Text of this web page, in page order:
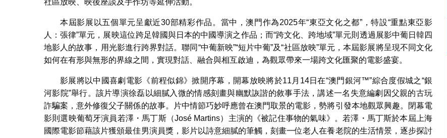
社區放映、映後座談及手作坊等延伸活動。
本屆影展以五個單元呈獻近30部精彩作品。當中，澳門作為2025年“東亞文化之都”，特設“重點東亞影
人：張律”單元，展映這位跨足韓國與日本的中國導演之作品；而“跨文化、跨地域”單元則透過展影中葡日韓四
地影人的故事，用光影進行跨界對話。聯同“中葡新映”“短片中葡”及“社區放映”單元，本屆影展將呈現不同文化
如何在有形與無形的界線之間，實現對話、融合與相互啟迪，為觀眾帶來一場跨文化匯聚的電影盛宴。
影展將以中國喜劇電影《前程似錦》掀開序幕，開幕放映將於11月14日在“澳門銀河™”綜合度假城之“銀
河影院”舉行。該片導演徐磊以細膩入微的情感刻畫與幽默詼諧的敘事手法，講述一名失意編劇因父親的古玩
詐騙案，意外修復父子關係的故事。片中情節巧妙呼應曾在澳門取景的電影，勢將引發本地觀眾興趣。閉幕電
影則選映葡萄牙演員若澤・馬丁斯（José Martins）主演的《被記住事物的氣味》。若澤・馬丁斯於本屆上海
國際電影節藉該片獲頒最佳男演員獎，影片以詩意細膩的筆觸，刻畫一位老人在養老院的生活情景，逐步探討